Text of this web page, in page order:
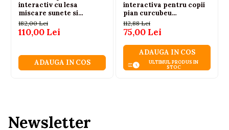
interactiv cu lesa
miscare sunete si
melodii, 3 ani+
182,00 Lei
110,00 Lei
ADAUGA IN COS
interactiva pentru copii
pian curcubeu
educationala
112,88 Lei
75,00 Lei
ADAUGA IN COS
ULTIMUL PRODUS IN
STOC
Newsletter